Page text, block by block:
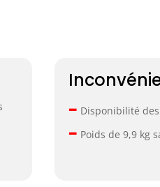
– Disponibilité
– Poids de 9,9 kg